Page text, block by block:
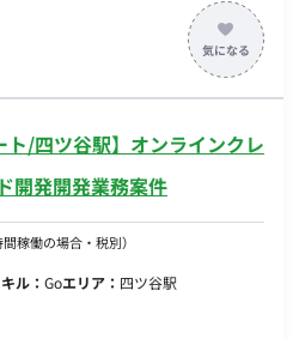
平日10時に出れるのであれば、
ライブラリ: Next.js, express,
Amazon API Gateway, Amazon
EC2 ・IaaC：AWS CDK ・その
は不問で
ンを行う場合は日中に実施させ
ト/四ツ谷駅】オンラインクレ
開発開発業務案件
稼働の場合・税別）
ル： Goエリア： 四ツ谷駅